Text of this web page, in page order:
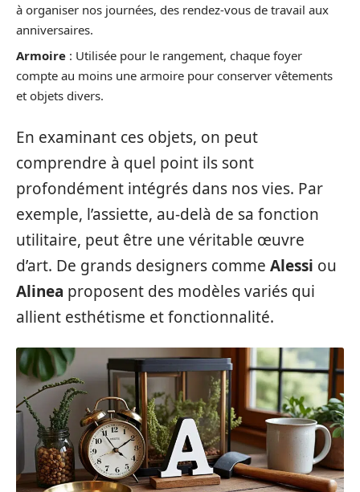
à organiser nos journées, des rendez-vous de travail aux
anniversaires.
Armoire : Utilisée pour le rangement, chaque foyer
compte au moins une armoire pour conserver vêtements
et objets divers.
En examinant ces objets, on peut
comprendre à quel point ils sont
profondément intégrés dans nos vies. Par
exemple, l’assiette, au-delà de sa fonction
utilitaire, peut être une véritable œuvre
d’art. De grands designers comme Alessi ou
Alinea proposent des modèles variés qui
allient esthétisme et fonctionnalité.